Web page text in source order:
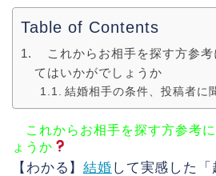
Table of Contents
これからお相手を探す方参考
てはいかがでしょうか
結婚相手の条件、投稿者に
これからお相手を探す方参考
ょうか
【わかる】結婚 して実感した